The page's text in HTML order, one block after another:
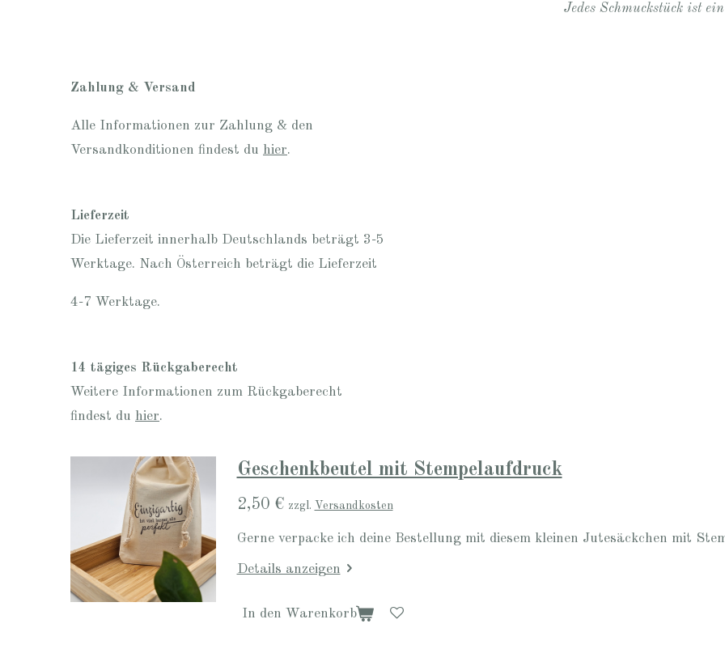
Jedes Schmuckstück ist
Zahlung & Versand
Alle Informationen zur Zahlung & den
Versandkonditionen findest du hier.
Lieferzeit
Die Lieferzeit innerhalb Deutschlands beträgt 3-5
Werktage. Nach Österreich beträgt die Lieferzeit
4-7 Werktage.
14 tägiges Rückgaberecht
Weitere Informationen zum Rückgaberecht
findest du hier.
Geschenkbeutel mit Stempelaufdruck
2,50 € zzgl. Versandkosten
Gerne verpacke ich deine Bestellung mit diesem kleinen Jutesäckchen mit
Details anzeigen
In den Warenkorb